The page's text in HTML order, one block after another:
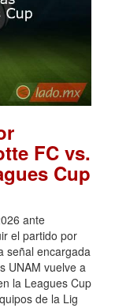
FC vs.
Cup
ante
el partido por
señal encargada
UNAM vuelve a
la Leagues Cup
de la Lig